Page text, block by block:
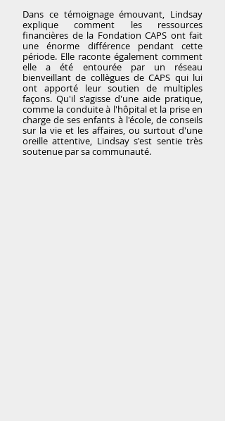
Dans ce témoignage émouvant, Lindsay
explique comment les ressources
financières de la Fondation CAPS ont fait
une énorme différence pendant cette
période. Elle raconte également comment
elle a été entourée par un réseau
bienveillant de collègues de CAPS qui lui
ont apporté leur soutien de multiples
façons. Qu'il s'agisse d'une aide pratique,
comme la conduite à l'hôpital et la prise en
charge de ses enfants à l'école, de conseils
sur la vie et les affaires, ou surtout d'une
oreille attentive, Lindsay s'est sentie très
soutenue par sa communauté.